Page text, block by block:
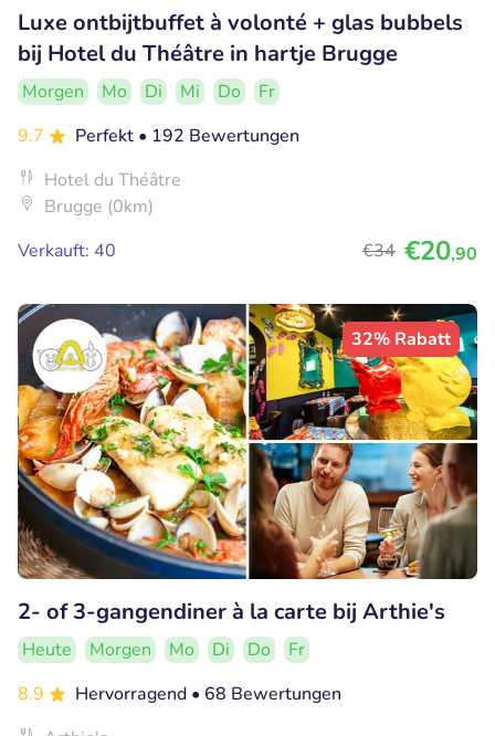
Luxe ontbijtbuffet à volonté + glas bubbels
bij Hotel du Théâtre in hartje Brugge
Morgen Mo Di Mi Do
Fr
9.7
Perfekt • 192 Bewertungen
Hotel du Théâtre
Brugge (0km)
Verkauft: 40
€34 €20,90
32% Rabatt
2- of 3-gangendiner à la carte bij Arthie's
Heute Morgen Mo Di Do
Fr
8.9
Hervorragend • 68 Bewertungen